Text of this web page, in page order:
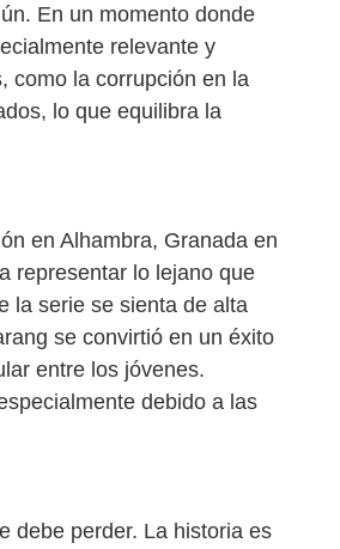
En un momento donde
relevante y
como la corrupción en la
lo que equilibra la
en Alhambra, Granada en
representar lo lejano que
la serie se sienta de alta
se convirtió en un éxito
entre los jóvenes.
debido a las
debe perder. La historia es